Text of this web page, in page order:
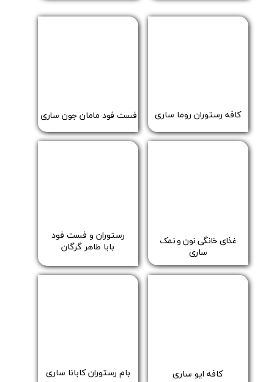
​​کافه رستوران روما ساری
​غذای خانگی نون و نمک
ساری
​رستوران و فست فود
​​​​​​​بابا طاهر گرگان
​کافه ایو ساری ​بام رستوران کابانا ساری
​فست فود مامان جون ساری